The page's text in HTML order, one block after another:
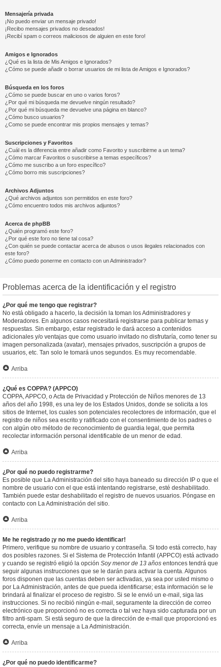
Mensajería privada
¡No puedo enviar un mensaje privado!
¡Recibo mensajes privados no deseados!
¡Recibí spam o correos maliciosos de alguien en este foro!
Amigos e Ignorados
¿Qué es la lista de Mis Amigos e Ignorados?
¿Cómo se puede añadir o borrar usuarios de mi lista de Amigos e Ignorados?
Búsqueda en los foros
¿Cómo se puede buscar en uno o varios foros?
¿Por qué mi búsqueda me devuelve ningún resultado?
¿Por qué mi búsqueda me devuelve una página en blanco?
¿Cómo busco usuarios?
¿Como se puede encontrar mis propios mensajes y temas?
Suscripciones y Favoritos
¿Cuál es la diferencia entre añadir como Favorito y suscribirme a un tema?
¿Cómo marcar Favoritos o suscribirse a temas específicos?
¿Cómo me suscribo a un foro específico?
¿Cómo borro mis suscripciones?
Archivos Adjuntos
¿Qué archivos adjuntos son permitidos en este foro?
¿Cómo encuentro todos mis archivos adjuntos?
Acerca de phpBB
¿Quién programó este foro?
¿Por qué este foro no tiene tal cosa?
¿Con quién se puede contactar acerca de abusos o usos ilegales relacionados con
este foro?
¿Cómo puedo ponerme en contacto con un Administrador?
Problemas acerca de la identificación y el registro
¿Por qué me tengo que registrar?
No está obligado a hacerlo, la decisión la toman los Administradores y
Moderadores. En algunos casos necesitará registrarse para publicar temas y
respuestas. Sin embargo, estar registrado le dará acceso a contenidos
adicionales y/o ventajas que como usuario invitado no disfrutaría, como tener su
imagen personalizada (avatar), mensajes privados, suscripción a grupos de
usuarios, etc. Tan solo le tomará unos segundos. Es muy recomendable.
Arriba
¿Qué es COPPA? (APPCO)
COPPA, APPCO, o Acta de Privacidad y Protección de Niños menores de 13
años del año 1998, es una ley de los Estados Unidos, donde se solicita a los
sitios de Internet, los cuales son potenciales recolectores de información, que el
registro de niños sea escrito y ratificado con el consentimiento de los padres o
con algún otro método de reconocimiento de guardia legal, que permita
recolectar información personal identificable de un menor de edad.
Arriba
¿Por qué no puedo registrarme?
Es posible que La Administración del sitio haya baneado su dirección IP o que el
nombre de usuario con el que está intentando registrarse, esté deshabilitado.
También puede estar deshabilitado el registro de nuevos usuarios. Póngase en
contacto con La Administración del sitio.
Arriba
Me he registrado ¡y no me puedo identificar!
Primero, verifique su nombre de usuario y contraseña. Si todo está correcto, hay
dos posibles razones. Si el Sistema de Protección Infantil (APPCO) está activado
y cuando se registró eligió la opción Soy menor de 13 años entonces tendrá que
seguir algunas instrucciones que se le darán para activar la cuenta. Algunos
foros disponen que las cuentas deben ser activadas, ya sea por usted mismo o
por La Administración, antes de que pueda identificarse; esta información se le
brindará al finalizar el proceso de registro. Si se le envió un e-mail, siga las
instrucciones. Si no recibió ningún e-mail, seguramente la dirección de correo
electrónico que proporcionó no es correcta o tal vez haya sido capturada por un
filtro anti-spam. Si está seguro de que la dirección de e-mail que proporcionó es
correcta, envíe un mensaje a La Administración.
Arriba
¿Por qué no puedo identificarme?